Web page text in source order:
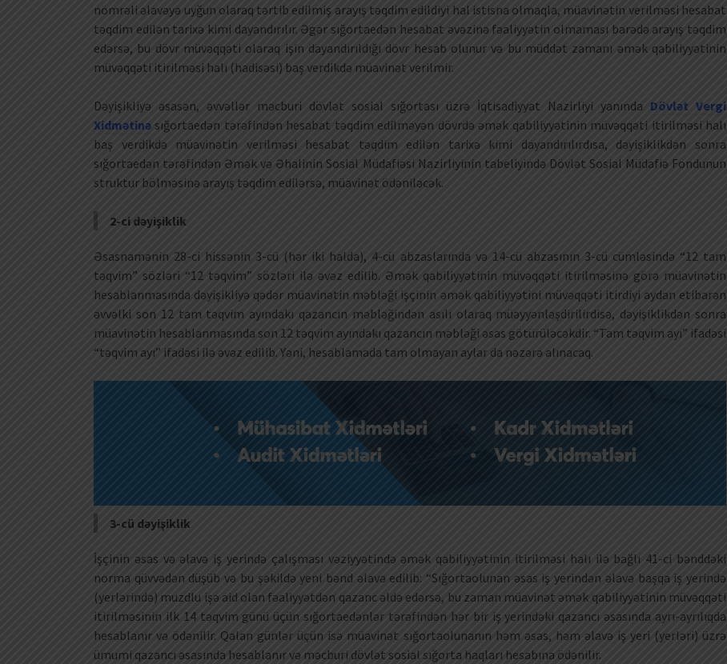
nömrəli əlavəyə uyğun olaraq tərtib edilmiş arayış təqdim edildiyi hal istisna olmaqla, müavinətin verilməsi hesabat
təqdim edilən tarixə kimi dayandırılır. Əgər sığortaedən hesabat əvəzinə fəaliyyətin olmaması barədə arayış təqdim
edərsə, bu dövr müvəqqəti olaraq işin dayandırıldığı dövr hesab olunur və bu müddət zamanı əmək qabiliyyətinin
müvəqqəti itirilməsi halı (hadisəsi) baş verdikdə müavinət verilmir.
Dəyişikliyə əsasən, əvvəllər məcburi dövlət sosial sığortası üzrə İqtisadiyyat Nazirliyi yanında Dövlət Vergi
Xidmətinə sığortaedən tərəfindən hesabat təqdim edilməyən dövrdə əmək qabiliyyətinin müvəqqəti itirilməsi halı
baş verdikdə müavinətin verilməsi hesabat təqdim edilən tarixə kimi dayandırılırdısa, dəyişiklikdən sonra
sığortaedən tərəfindən Əmək və Əhalinin Sosial Müdafiəsi Nazirliyinin tabeliyində Dövlət Sosial Müdafiə Fondunun
struktur bölməsinə arayış təqdim edilərsə, müavinət ödəniləcək.
2-ci dəyişiklik
Əsasnamənin 28-ci hissənin 3-cü (hər iki halda), 4-cü abzaslarında və 14-cü abzasının 3-cü cümləsində “12 tam
təqvim” sözləri “12 təqvim” sözləri ilə əvəz edilib. Əmək qabiliyyətinin müvəqqəti itirilməsinə görə müavinətin
hesablanmasında dəyişikliyə qədər müavinətin məbləği işçinin əmək qabiliyyətini müvəqqəti itirdiyi aydan etibarən
əvvəlki son 12 tam təqvim ayındakı qazancın məbləğindən asılı olaraq müəyyənləşdirilirdisə, dəyişiklikdən sonra
müavinətin hesablanmasında son 12 təqvim ayındakı qazancın məbləği əsas götürüləcəkdir. “Tam təqvim ayı” ifadəsi
“təqvim ayı” ifadəsi ilə əvəz edilib. Yəni, hesablamada tam olmayan aylar da nəzərə alınacaq.
3-cü dəyişiklik
İşçinin əsas və əlavə iş yerində çalışması vəziyyətində əmək qabiliyyətinin itirilməsi halı ilə bağlı 41-ci bənddəki
norma qüvvədən düşüb və bu şəkildə yeni bənd əlavə edilib: “Sığortaolunan əsas iş yerindən əlavə başqa iş yerində
(yerlərində) muzdlu işə aid olan fəaliyyətdən qazanc əldə edərsə, bu zaman müavinət əmək qabiliyyətinin müvəqqəti
itirilməsinin ilk 14 təqvim günü üçün sığortaedənlər tərəfindən hər bir iş yerindəki qazancı əsasında ayrı-ayrılıqda
hesablanır və ödənilir. Qalan günlər üçün isə müavinət sığortaolunanın həm əsas, həm əlavə iş yeri (yerləri) üzrə
ümumi qazancı əsasında hesablanır və məcburi dövlət sosial sığorta haqları hesabına ödənilir.